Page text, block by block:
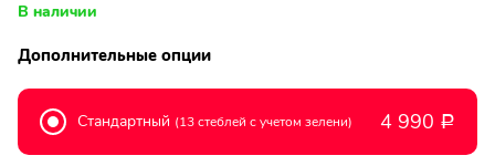
Тымовское,
Прекрасный букет отличная
В наличии
Дополнительные опции
Стандартный (13 стеблей с учетом зелени) 4 990 Р